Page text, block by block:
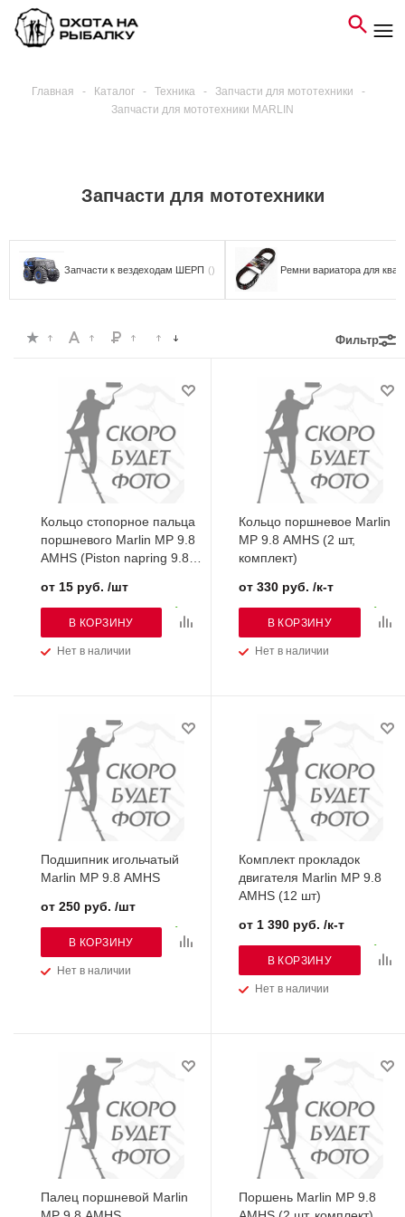
Главная - Каталог - Техника - Запчасти для мототехники
-
Запчасти для мототехники MARLIN
Запчасти для мототехники
Запчасти к вездеходам ШЕРП () Ремни вариатора для
Фильтр
Кольцо стопорное пальца
поршневого Marlin MP 9.8
AMHS (Piston napring 9.8F-
Нет в наличии
от 15 руб. /шт
В КОРЗИНУ
Кольцо поршневое Marlin
MP 9.8 AMHS (2 шт,
комплект)
Нет в наличии
от 330 руб. /к-т
В КОРЗИНУ
Подшипник игольчатый
Marlin MP 9.8 AMHS
Нет в наличии
от 250 руб. /шт
В КОРЗИНУ
Комплект прокладок
двигателя Marlin MP 9.8
AMHS (12 шт)
Нет в наличии
от 1 390 руб. /к-т
В КОРЗИНУ
Палец поршневой Marlin
Поршень Marlin MP 9.8